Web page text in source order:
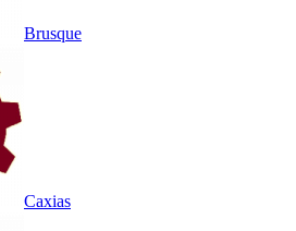
Brusque
Caxias